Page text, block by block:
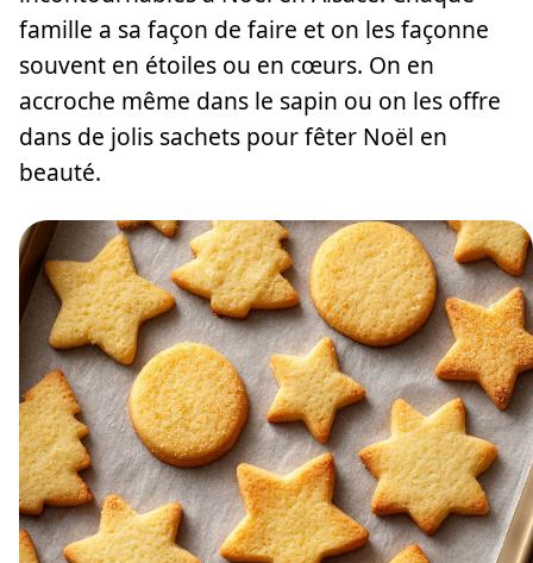
famille a sa façon de faire et on les façonne
souvent en étoiles ou en cœurs. On en
accroche même dans le sapin ou on les offre
dans de jolis sachets pour fêter Noël en
beauté.